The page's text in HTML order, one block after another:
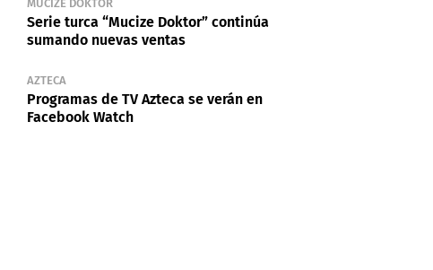
MUCIZE DOKTOR
Serie turca “Mucize Doktor” continúa
sumando nuevas ventas
AZTECA
Programas de TV Azteca se verán en
Facebook Watch